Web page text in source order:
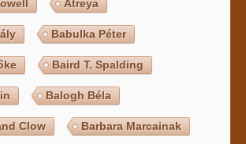
Atreya
Babulka Péter
Baird T. Spalding
Balogh Béla
Clow Barbara Marcainak